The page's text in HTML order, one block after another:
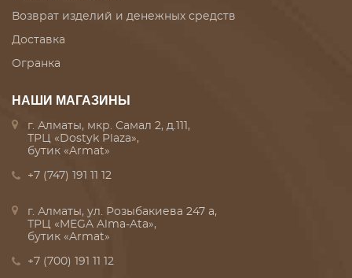
Возврат изделий и денежных средств
Доставка
Огранка
НАШИ МАГАЗИНЫ
г. Алматы, мкр. Самал 2, д.111,
ТРЦ «Dostyk Plaza»,
бутик «Armat»
+7 (747) 191 11 12
г. Алматы, ул. Розыбакиева 247 а,
ТРЦ «MEGA Alma-Ata»,
бутик «Armat»
+7 (700) 191 11 12